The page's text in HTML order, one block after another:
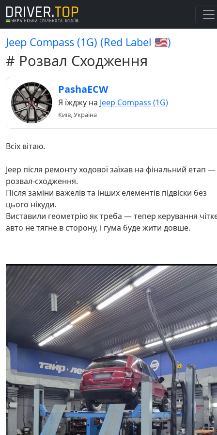
Jeep Compass (1G) (Red Label 🇺🇲)
# Розвал Сходження
PashaECW
Я їжджу на Jeep Compass (1G)
Київ, Україна
Всіх вітаю.
Jeep після ремонту ходової заїхав на фінальний етап —
розвал-сходження.
Після заміни важелів та інших елементів підвіски без
цього нікуди.
Виставили геометрію як треба — тепер керування
авто не тягне в сторону, і гума буде жити довше.